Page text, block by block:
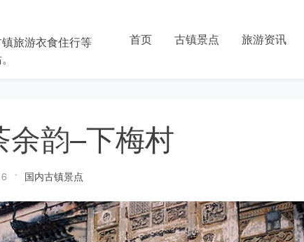
旅游衣食住行等
首页 古镇景点 旅游资讯
余韵–下梅村
国内古镇景点